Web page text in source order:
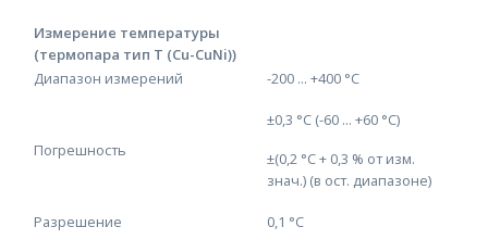
Измерение температуры
(термопара тип T (Cu-CuNi))
Диапазон измерений
-200 ... +400 °C
Погрешность
±0,3 °C (-60 ... +60 °C)
±(0,2 °C + 0,3 % от изм.
знач.) (в ост. диапазоне)
Разрешение 0,1 °C